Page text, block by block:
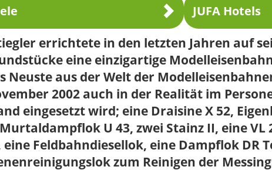
JUFA Hotels
errichtete in den letzten Jahren auf
eine einzigartige
Neuste aus der Welt der
2002 auch in der Realität im
eingesetzt wird; eine Draisine X 52,
Murtaldampflok U 43, zwei Stainz II, eine VL
eine Feldbahndiesellok, eine Dampflok DR
zum Reinigen der